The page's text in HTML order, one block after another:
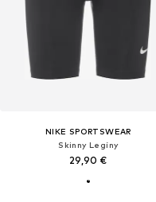
NIKE SPORTSWEAR
Skinny Legíny
29,90 €